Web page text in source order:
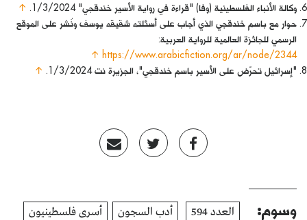
وكالة الأنباء الفلسطينية (وفا) "قراءة في رواية الأسير خندقجي" 1/3/2024.
↑
حوار مع باسم خندقجي الذي أجاب على أسئلته شقيقه يوسف ونُشر على الموقع
الرسمي للجائزة العالمية للرواية العربية:
https://www.arabicfiction.org/ar/node/2344
↑
"إسرائيل تحرّض على الأسير باسم خندقجي"، الجزيرة نت 1/3/2024.
↑
وسوم: العدد 594 أدب السجون
أسرى فلسطينيون